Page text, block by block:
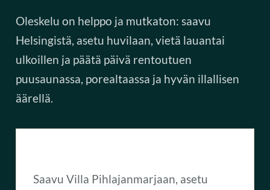
Oleskelu on helppo ja mutkaton: saavu
Helsingistä, asetu huvilaan, vietä lauantai
ulkoillen ja päätä päivä rentoutuen
puusaunassa, porealtaassa ja hyvän illallisen
äärellä.
Saavu Villa Pihlajanmarjaan, asetu